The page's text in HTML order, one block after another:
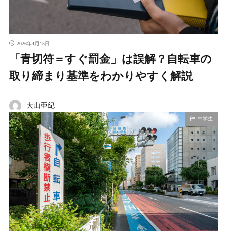
2026年4月15日
「青切符＝すぐ罰金」は誤解？自転車の
取り締まり基準をわかりやすく解説
大山亜紀
中学生